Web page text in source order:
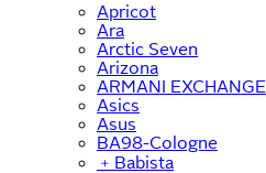
Apricot
Ara
Arctic Seven
Arizona
ARMANI EXCHANGE
Asics
Asus
BA98-Cologne
﹢ Babista